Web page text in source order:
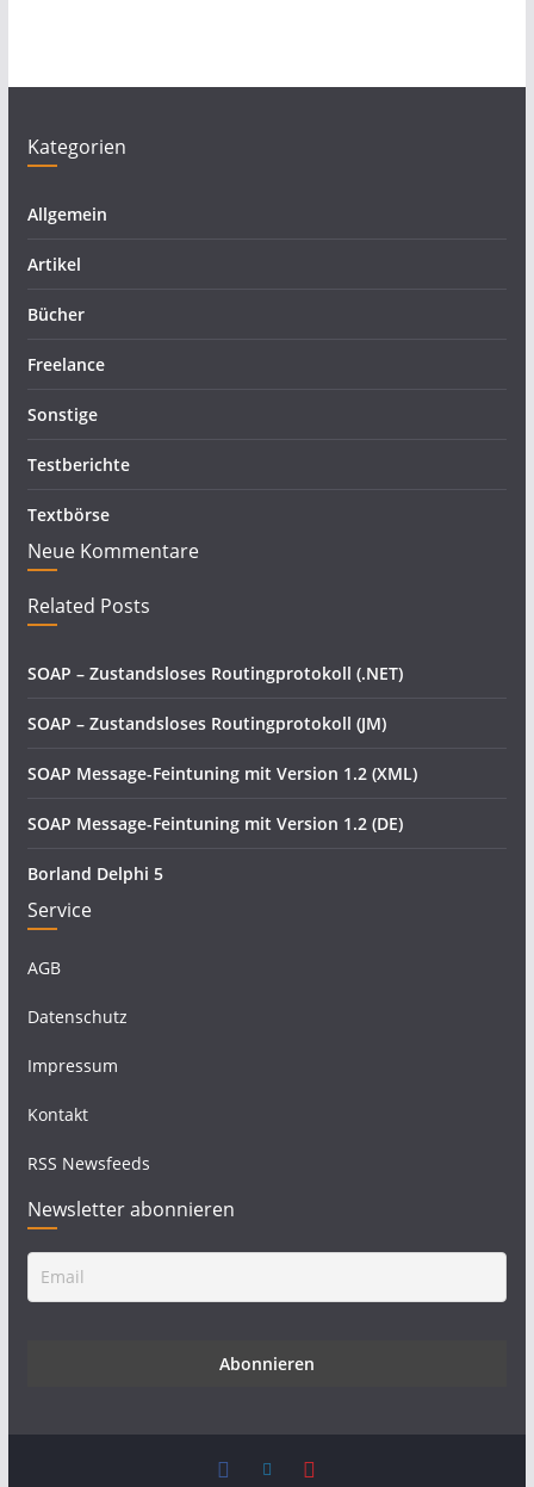
Kategorien
Allgemein
Artikel
Bücher
Freelance
Sonstige
Testberichte
Textbörse
Neue Kommentare
Related Posts
SOAP – Zustandsloses Routingprotokoll (.NET)
SOAP – Zustandsloses Routingprotokoll (JM)
SOAP Message-Feintuning mit Version 1.2 (XML)
SOAP Message-Feintuning mit Version 1.2 (DE)
Borland Delphi 5
Service
AGB
Datenschutz
Impressum
Kontakt
RSS Newsfeeds
Newsletter abonnieren